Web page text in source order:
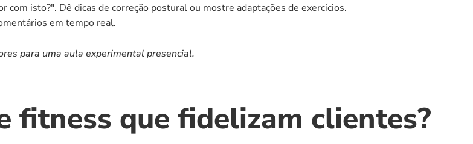
com isto?". Dê dicas de correção postural ou mostre adaptações de exercícios.
em tempo real.
para uma aula experimental presencial.
fitness que fidelizam clientes?